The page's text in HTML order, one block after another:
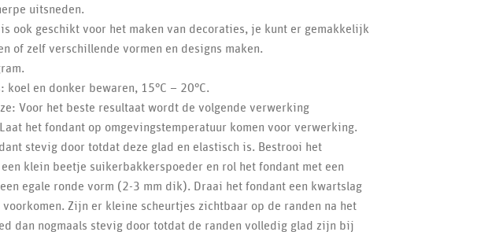
uitsneden.
ook geschikt voor het maken van decoraties, je kunt er gemakkelijk
of zelf verschillende vormen en designs maken.
koel en donker bewaren, 15°C – 20°C.
Voor het beste resultaat wordt de volgende verwerking
het fondant op omgevingstemperatuur komen voor verwerking.
stevig door totdat deze glad en elastisch is. Bestrooi het
klein beetje suikerbakkerspoeder en rol het fondant met een
egale ronde vorm (2-3 mm dik). Draai het fondant een kwartslag
voorkomen. Zijn er kleine scheurtjes zichtbaar op de randen na het
dan nogmaals stevig door totdat de randen volledig glad zijn bij